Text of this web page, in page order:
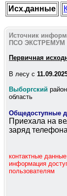
Исх.данные
Источник
ПСО ЭКСТРЕМУМ
Первичная
В лесу c
Выборгский
область
Общедоступные
Приехала на
заряд
контактные
информация
пользователям